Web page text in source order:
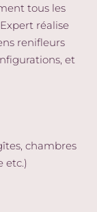
tous les
réalise
renifleurs
et
chambres
etc.)